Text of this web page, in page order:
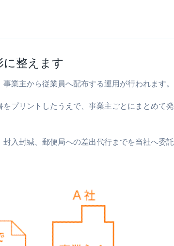
に整えます
業主から従業員へ配布する運用が行われます。
プリントしたうえで、事業主ごとにまとめて発
入封緘、郵便局への差出代行までを当社へ委託